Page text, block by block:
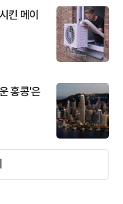
킨 메이
홍콩'은